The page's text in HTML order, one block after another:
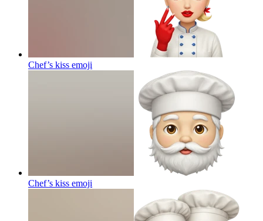
Chef’s kiss emoji
Chef’s kiss emoji